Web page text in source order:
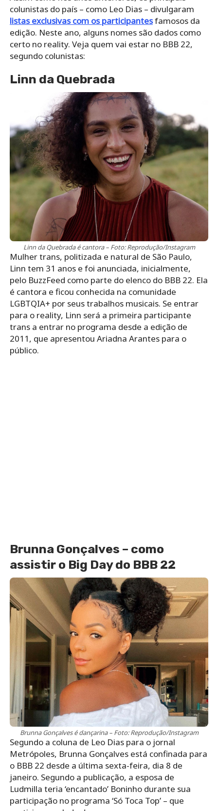
colunistas do país – como Leo Dias – divulgaram
listas exclusivas com os participantesfamosos da
edição. Neste ano, alguns nomes são dados como
certo no reality. Veja quem vai estar no BBB 22,
segundo colunistas:
Linn da Quebrada
Linn da Quebrada é cantora – Foto: Reprodução/Instagram
Mulher trans, politizada e natural de São Paulo,
Linn tem 31 anos e foi anunciada, inicialmente,
pelo BuzzFeed como parte do elenco do BBB 22. Ela
é cantora e ficou conhecida na comunidade
LGBTQIA+ por seus trabalhos musicais. Se entrar
para o reality, Linn será a primeira participante
trans a entrar no programa desde a edição de
2011, que apresentou Ariadna Arantes para o
público.
Brunna Gonçalves – como
assistir o Big Day do BBB 22
Brunna Gonçalves é dançarina – Foto: Reprodução/Instagram
Segundo a coluna de Leo Dias para o jornal
Metrópoles, Brunna Gonçalves está confinada para
o BBB 22 desde a última sexta-feira, dia 8 de
janeiro. Segundo a publicação, a esposa de
Ludmilla teria ‘encantado’ Boninho durante sua
participação no programa ‘Só Toca Top’ – que